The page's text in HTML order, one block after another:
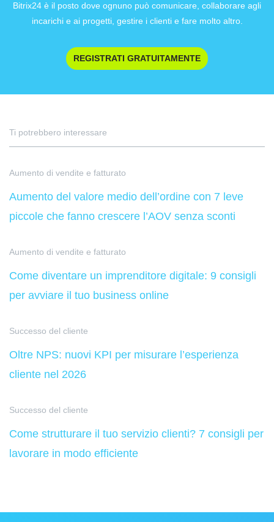
Bitrix24 è il posto dove ognuno può comunicare, collaborare agli
incarichi e ai progetti, gestire i clienti e fare molto altro.
REGISTRATI GRATUITAMENTE
Ti potrebbero interessare
Aumento di vendite e fatturato
Aumento del valore medio dell’ordine con 7 leve
piccole che fanno crescere l’AOV senza sconti
Aumento di vendite e fatturato
Come diventare un imprenditore digitale: 9 consigli
per avviare il tuo business online
Successo del cliente
Oltre NPS: nuovi KPI per misurare l’esperienza
cliente nel 2026
Successo del cliente
Come strutturare il tuo servizio clienti? 7 consigli per
lavorare in modo efficiente